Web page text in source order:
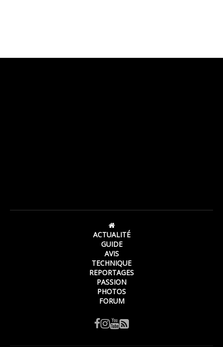
ACTUALITÉ
GUIDE
AVIS
TECHNIQUE
REPORTAGES
PASSION
PHOTOS
FORUM